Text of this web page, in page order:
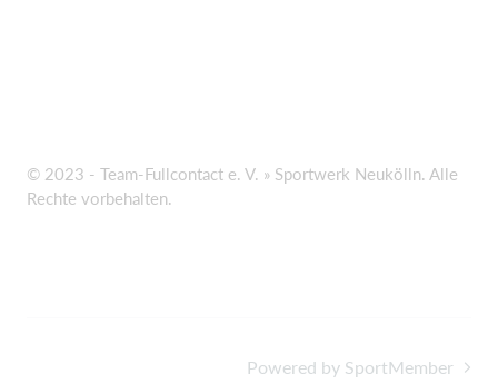
© 2023 - Team-Fullcontact e. V. » Sportwerk Neukölln. Alle
Rechte vorbehalten.
Powered by SportMember